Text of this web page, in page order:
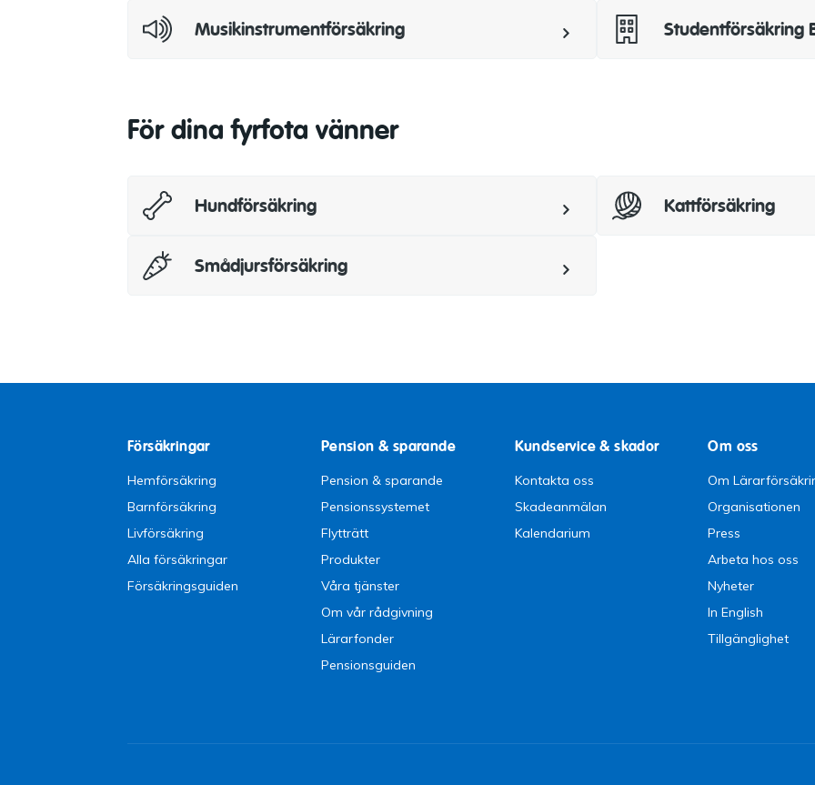
Musikinstrumentförsäkring Studentförsäkring
För dina fyrfota vänner
Hundförsäkring Kattförsäkring
Smådjursförsäkring
Försäkringar
Hemförsäkring
Barnförsäkring
Livförsäkring
Alla försäkringar
Försäkringsguiden
Pension & sparande
Pension & sparande
Pensionssystemet
Flytträtt
Produkter
Våra tjänster
Om vår rådgivning
Lärarfonder
Pensionsguiden
Kundservice & skador
Kontakta oss
Skadeanmälan
Kalendarium
Om oss
Om
Organisationen
Press
Arbeta hos oss
Nyheter
In English
Tillgänglighet